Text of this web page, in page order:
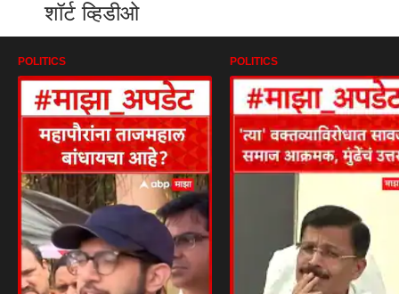
शॉर्ट व्हिडीओ
POLITICS POLITICS